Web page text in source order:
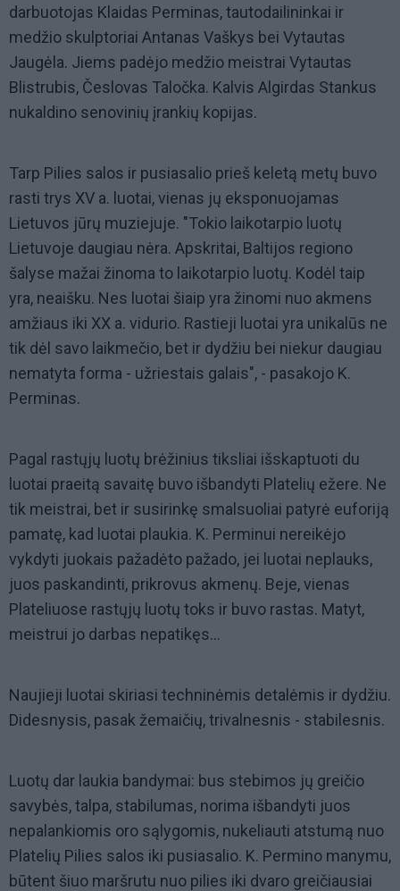
darbuotojas Klaidas Perminas, tautodailininkai ir
medžio skulptoriai Antanas Vaškys bei Vytautas
Jaugėla. Jiems padėjo medžio meistrai Vytautas
Blistrubis, Česlovas Taločka. Kalvis Algirdas Stankus
nukaldino senovinių įrankių kopijas.
Tarp Pilies salos ir pusiasalio prieš keletą metų buvo
rasti trys XV a. luotai, vienas jų eksponuojamas
Lietuvos jūrų muziejuje. "Tokio laikotarpio luotų
Lietuvoje daugiau nėra. Apskritai, Baltijos regiono
šalyse mažai žinoma to laikotarpio luotų. Kodėl taip
yra, neaišku. Nes luotai šiaip yra žinomi nuo akmens
amžiaus iki XX a. vidurio. Rastieji luotai yra unikalūs ne
tik dėl savo laikmečio, bet ir dydžiu bei niekur daugiau
nematyta forma - užriestais galais", - pasakojo K.
Perminas.
Pagal rastųjų luotų brėžinius tiksliai išskaptuoti du
luotai praeitą savaitę buvo išbandyti Platelių ežere. Ne
tik meistrai, bet ir susirinkę smalsuoliai patyrė euforiją
pamatę, kad luotai plaukia. K. Perminui nereikėjo
vykdyti juokais pažadėto pažado, jei luotai neplauks,
juos paskandinti, prikrovus akmenų. Beje, vienas
Plateliuose rastųjų luotų toks ir buvo rastas. Matyt,
meistrui jo darbas nepatikęs...
Naujieji luotai skiriasi techninėmis detalėmis ir dydžiu.
Didesnysis, pasak žemaičių, trivalnesnis - stabilesnis.
Luotų dar laukia bandymai: bus stebimos jų greičio
savybės, talpa, stabilumas, norima išbandyti juos
nepalankiomis oro sąlygomis, nukeliauti atstumą nuo
Platelių Pilies salos iki pusiasalio. K. Permino manymu,
būtent šiuo maršrutu nuo pilies iki dvaro greičiausiai